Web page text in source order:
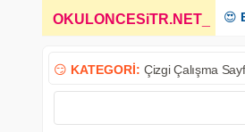
OKULONCESiTR.NET 😍
😏 KATEGORİ: Çizgi Çalışma